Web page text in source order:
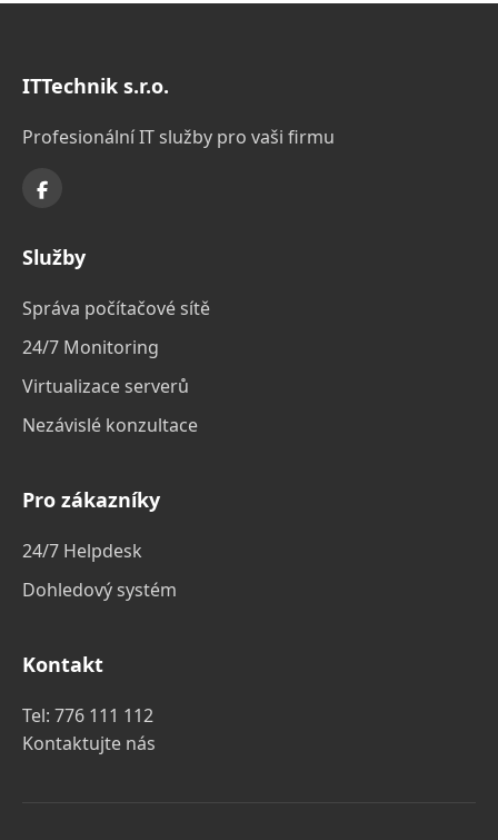
ITTechnik s.r.o.
Profesionální IT služby pro vaši firmu
Služby
Správa počítačové sítě
24/7 Monitoring
Virtualizace serverů
Nezávislé konzultace
Pro zákazníky
24/7 Helpdesk
Dohledový systém
Kontakt
Tel: 776 111 112
Kontaktujte nás